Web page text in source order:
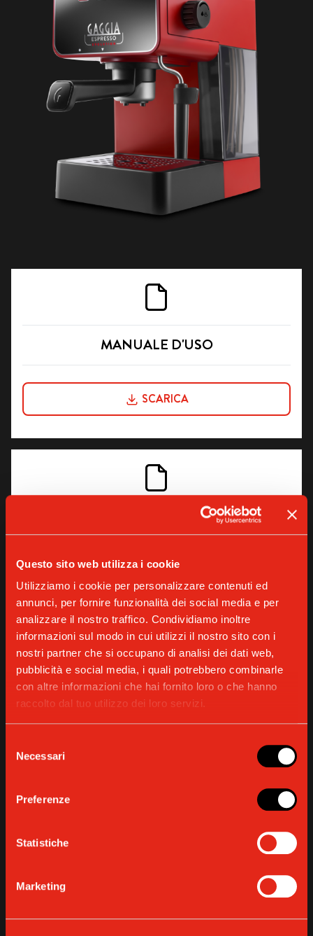
Questo sito web utilizza i cookie
Utilizziamo i cookie per personalizzare contenuti ed
annunci, per fornire funzionalità dei social media e per
analizzare il nostro traffico. Condividiamo inoltre
informazioni sul modo in cui utilizzi il nostro sito con i
nostri partner che si occupano di analisi dei dati web,
pubblicità e social media, i quali potrebbero combinarle
con altre informazioni che hai fornito loro o che hanno
raccolto dal tuo utilizzo dei loro servizi.
delNecessari
Preferenze
Statistiche
Marketing
MANUALE D'USO
SCARICA
MANUALE D'USO + CREMA XL
SCARICA
NORME DI SICUREZZA
DICHIARAZIONE DI CONFORMITÀ